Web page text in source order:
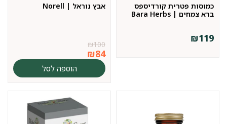
כמוסות פטרית קורדיספס
ברא צמחים | Bara Herbs
₪119
אבץ נוראל | Norell
₪100
₪84
הוספה לסל